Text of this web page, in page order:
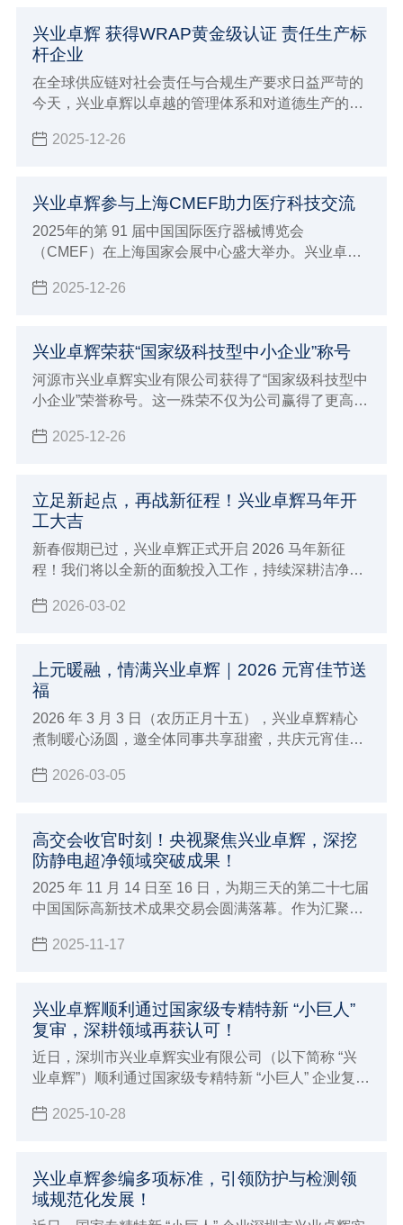
兴业卓辉 获得WRAP黄金级认证 责任生产标
杆企业
在全球供应链对社会责任与合规生产要求日益严苛的
今天，兴业卓辉以卓越的管理体系和对道德生产的坚
黄金级认证 责任生产标杆企业。
2025-12-26
兴业卓辉参与上海CMEF助力医疗科技交流
2025年的第 91 届中国国际医疗器械博览会
（CMEF）在上海国家会展中心盛大举办。兴业卓辉
系列、手术耗材系列、医疗防护系列、消毒液系列等
2025-12-26
兴业卓辉荣获“国家级科技型中小企业”称号
河源市兴业卓辉实业有限公司获得了“国家级科技型中
小企业”荣誉称号。这一殊荣不仅为公司赢得了更高的
支持、技术合作等方面开辟了更为广阔的发展空间。
2025-12-26
立足新起点，再战新征程！兴业卓辉马年开
工大吉
新春假期已过，兴业卓辉正式开启 2026 马年新征
程！我们将以全新的面貌投入工作，持续深耕洁净防
整体解决方案，携手共创佳绩！
2026-03-02
上元暖融，情满兴业卓辉｜2026 元宵佳节送
福
2026 年 3 月 3 日（农历正月十五），兴业卓辉精心
煮制暖心汤圆，邀全体同事共享甜蜜，共庆元宵佳
2026-03-05
高交会收官时刻！央视聚焦兴业卓辉，深挖
防静电超净领域突破成果！
2025 年 11 月 14 日至 16 日，为期三天的第二十七届
中国国际高新技术成果交易会圆满落幕。作为汇聚全
司携多款新品与专业解决方案精彩亮相，向业界充分
2025-11-17
兴业卓辉顺利通过国家级专精特新 “小巨人”
复审，深耕领域再获认可！
近日，深圳市兴业卓辉实业有限公司（以下简称 “兴
业卓辉”）顺利通过国家级专精特新 “小巨人” 企业复
创新能力及高质量发展成果的再次权威认可。
2025-10-28
兴业卓辉参编多项标准，引领防护与检测领
域规范化发展！